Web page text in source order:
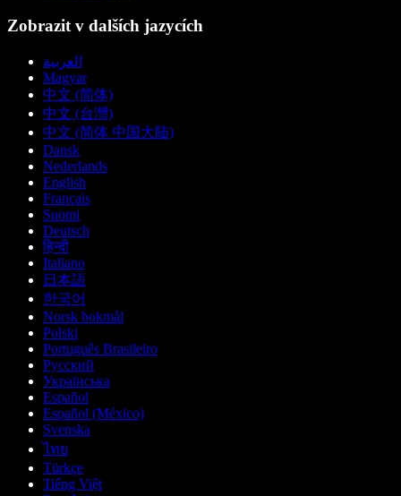
Zobrazit v dalších jazycích
العربية
Magyar
中文 (简体)
中文 (台灣)
中文 (简体 中国大陆)
Dansk
Nederlands
English
Français
Suomi
Deutsch
हिन्दी
Italiano
日本語
한국어
Norsk bokmål
Polski
Português Brasileiro
Русский
Українська
Español
Español (México)
Svenska
ไทย
Türkçe
Tiếng Việt